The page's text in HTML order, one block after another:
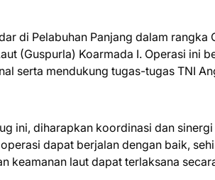
di Pelabuhan Panjang dalam
(Guspurla) Koarmada I. Operasi ini
serta mendukung tugas-tugas TNI
ini, diharapkan koordinasi dan
dapat berjalan dengan baik,
keamanan laut dapat terlaksana